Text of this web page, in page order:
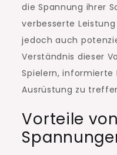
die Spannung ihrer
verbesserte
jedoch auch
Verständnis dieser
Spielern, informierte
Ausrüstung zu
Vorteile